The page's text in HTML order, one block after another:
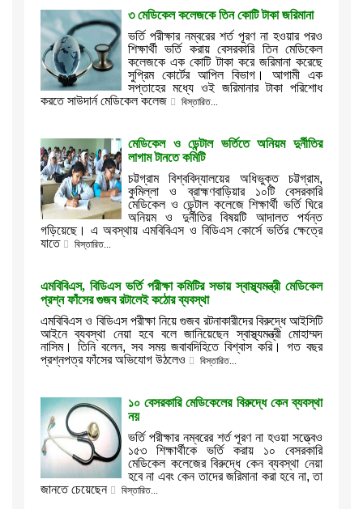
৩ মেডিকেল কলেজকে তিন কোটি টাকা জরিমানা
ভর্তি পরীক্ষার নম্বরের শর্ত পূরণ না হওয়ার পরও
শিক্ষার্থী ভর্তি করায় বেসরকারি তিন মেডিকেল
কলেজকে এক কোটি টাকা করে জরিমানা করেছে
সুপ্রিম কোর্টের আপিল বিভাগ। আগামী এক
সপ্তাহের মধ্যে ওই জরিমানার টাকা পরিশোধ
করতে সাউদার্ন মেডিকেল কলেজ
বিস্তারিত...
মেডিকেল ও ডেন্টাল ভর্তিতে অনিয়ম দুর্নীতির
লাগাম টানতে কমিটি
চট্টগ্রাম বিশ্ববিদ্যালয়ের অধিভুক্ত চট্টগ্রাম,
কুমিল্লা ও ব্রাহ্মণবাড়িয়ার ১০টি বেসরকারি
মেডিকেল ও ডেন্টাল কলেজে শিক্ষার্থী ভর্তি ঘিরে
অনিয়ম ও দুর্নীতির বিষয়টি আদালত পর্যন্ত
গড়িয়েছে। এ অবস্থায় এমবিবিএস ও বিডিএস কোর্সে ভর্তির ক্ষেত্রে
যাতে
বিস্তারিত...
এমবিবিএস, বিডিএস ভর্তি পরীক্ষা কমিটির সভায় স্বাস্থ্যমন্ত্রী মেডিকেল
প্রশ্ন ফাঁসের গুজব রটালেই কঠোর ব্যবস্থা
এমবিবিএস ও বিডিএস পরীক্ষা নিয়ে গুজব রটনাকারীদের বিরুদ্ধে আইসিটি
আইনে ব্যবস্থা নেয়া হবে বলে জানিয়েছেন স্বাস্থ্যমন্ত্রী মোহাম্মদ
নাসিম। তিনি বলেন, সব সময় জবাবদিহিতে বিশ্বাস করি। গত বছর
প্রশ্নপত্র ফাঁসের অভিযোগ উঠলেও
বিস্তারিত...
১০ বেসরকারি মেডিকেলের বিরুদ্ধে কেন ব্যবস্থা
নয়
ভর্তি পরীক্ষার নম্বরের শর্ত পূরণ না হওয়া সত্ত্বেও
১৫৩ শিক্ষার্থীকে ভর্তি করায় ১০ বেসরকারি
মেডিকেল কলেজের বিরুদ্ধে কেন ব্যবস্থা নেয়া
হবে না এবং কেন তাদের জরিমানা করা হবে না, তা
জানতে চেয়েছেন
বিস্তারিত...